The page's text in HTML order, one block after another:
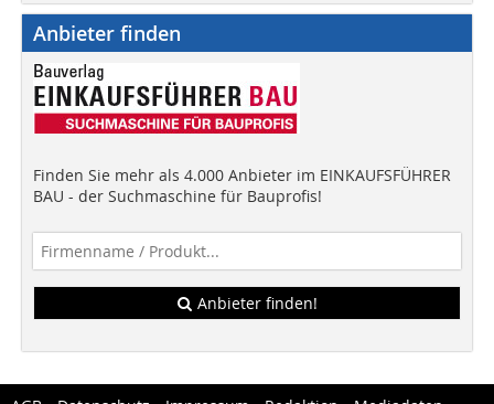
Anbieter finden
Finden Sie mehr als 4.000 Anbieter im EINKAUFSFÜHRER
BAU - der Suchmaschine für Bauprofis!
Anbieter finden!